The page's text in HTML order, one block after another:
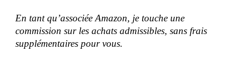
En tant qu’associée Amazon, je touche une
commission sur les achats admissibles, sans frais
supplémentaires pour vous.